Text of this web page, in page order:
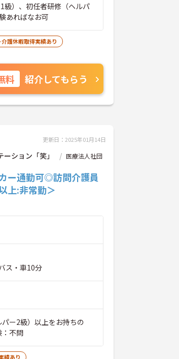
）、初任者研修（ヘルパ
あればなお可
護休暇取得実績あり
料 紹介してもらう
更新日：2025年01月14日
ション「笑」
医療法人社団
ー通勤可◎訪問介護員
上:非常勤＞
ス・車10分
ー2級）以上をお持ちの
不問
績あり